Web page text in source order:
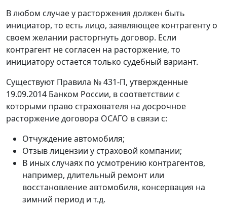
В любом случае у расторжения должен быть
инициатор, то есть лицо, заявляющее контрагенту о
своем желании расторгнуть договор. Если
контрагент не согласен на расторжение, то
инициатору остается только судебный вариант.
Существуют Правила № 431-П, утвержденные
19.09.2014 Банком России, в соответствии с
которыми право страхователя на досрочное
расторжение договора ОСАГО в связи с:
Отчуждение автомобиля;
Отзыв лицензии у страховой компании;
В иных случаях по усмотрению контрагентов,
например, длительный ремонт или
восстановление автомобиля, консервация на
зимний период и т.д.